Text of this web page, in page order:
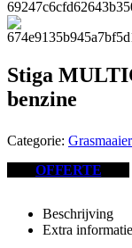
Stiga
benzine
Categorie:
OFFERTE
Beschrijving
Extra informatie